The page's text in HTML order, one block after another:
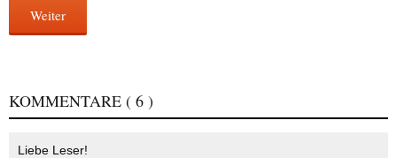
Weiter
KOMMENTARE ( 6 )
Liebe Leser!